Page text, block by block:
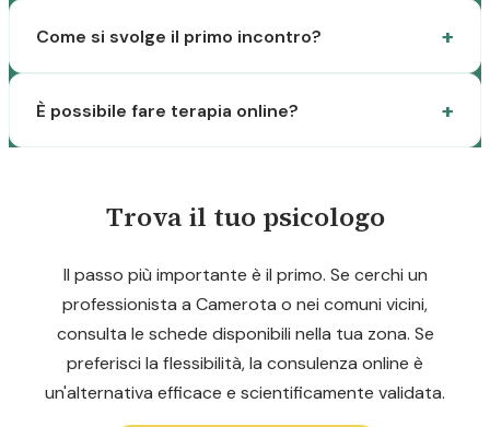
Come si svolge il primo incontro?
È possibile fare terapia online?
Trova il tuo psicologo
Il passo più importante è il primo. Se cerchi un
professionista a Camerota o nei comuni vicini,
consulta le schede disponibili nella tua zona. Se
preferisci la flessibilità, la consulenza online è
un'alternativa efficace e scientificamente validata.